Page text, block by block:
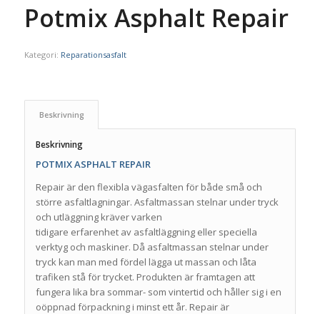
Potmix Asphalt Repair
Kategori: Reparationsasfalt
Beskrivning
Beskrivning
POTMIX ASPHALT REPAIR
Repair är den flexibla vägasfalten för både små och
större asfaltlagningar. Asfaltmassan stelnar under tryck
och utläggning kräver varken
tidigare erfarenhet av asfaltläggning eller speciella
verktyg och maskiner. Då asfaltmassan stelnar under
tryck kan man med fördel lägga ut massan och låta
trafiken stå för trycket. Produkten är framtagen att
fungera lika bra sommar- som vintertid och håller sig i en
oöppnad förpackning i minst ett år. Repair är